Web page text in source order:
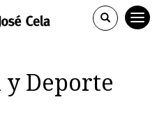
y Deporte